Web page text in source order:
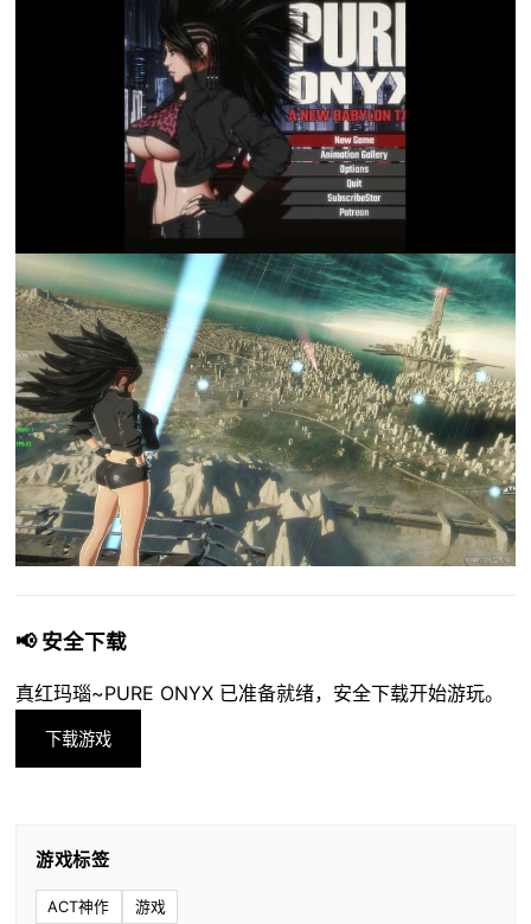
📢 安全下载
真红玛瑙~PURE ONYX 已准备就绪，安全下载开始游玩。
下载游戏
游戏标签
ACT神作 游戏